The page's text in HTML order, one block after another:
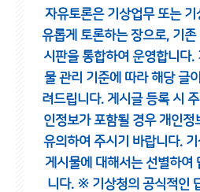
자유토론은 기상업무 또는
유롭게 토론하는 장으로, 기존
시판을 통합하여 운영합니다.
물 관리 기준에 따라 해당 글
려드립니다. 게시글 등록 시
인정보가 포함될 경우 개인정
유의하여 주시기 바랍니다.
게시물에 대해서는 선별하여
니다. ※ 기상청의 공식적인